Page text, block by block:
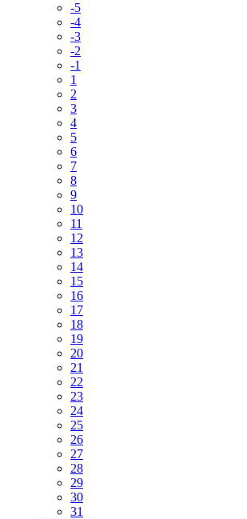
-5
-4
-3
-2
-1
1
2
3
4
5
6
7
8
9
10
11
12
13
14
15
16
17
18
19
20
21
22
23
24
25
26
27
28
29
30
31